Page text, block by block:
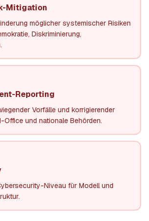
Mitigation
möglicher systemischer Risiken
Diskriminierung,
Reporting
Vorfälle und korrigierender
Office und nationale Behörden.
Niveau für Modell und